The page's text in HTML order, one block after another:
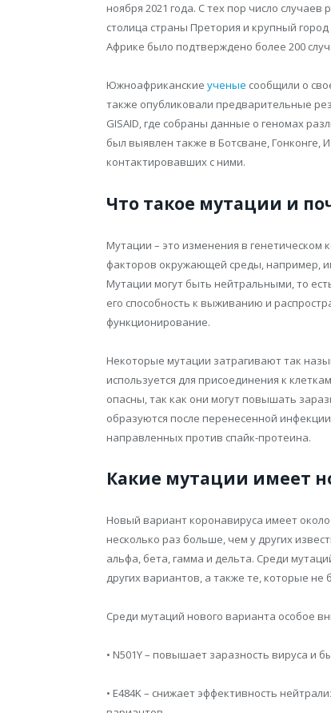
ноября 2021 года. С тех пор число
столица страны Претория и крупный город
Африке было подтверждено более 200
Южноафриканские ученые сообщили о
также опубликовали предварительные
GISAID, где собраны данные о геномах
был выявлен также в Ботсване,
контактировавших с ними.
Что такое мутации и
Мутации – это изменения в генетическом
факторов окружающей среды, например,
Мутации могут быть нейтральными, то
его способность к выживанию и
функционирование.
Некоторые мутации затрагивают так
используется для присоединения к
опасны, так как они могут повышать
образуются после перенесенной
направленных против спайк-протеина.
Какие мутации имеет
Новый вариант коронавируса имеет
несколько раз больше, чем у других
альфа, бета, гамма и дельта. Среди
других вариантов, а также те, которые
Среди мутаций нового варианта особое
• N501Y – повышает заразность вируса и
• E484K – снижает эффективность